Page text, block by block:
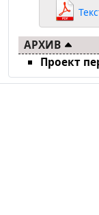
АРХИВ
Проект